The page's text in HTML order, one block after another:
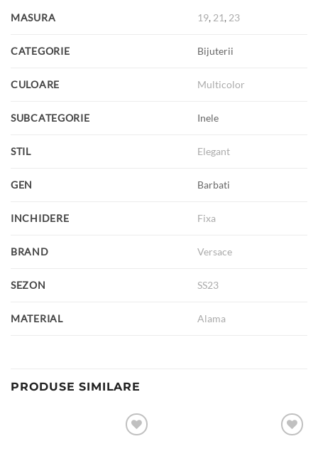
MASURA 19, 21, 23
CATEGORIE Bijuterii
CULOARE Multicolor
SUBCATEGORIE Inele
STIL Elegant
GEN Barbati
INCHIDERE Fixa
BRAND Versace
SEZON SS23
MATERIAL Alama
PRODUSE SIMILARE